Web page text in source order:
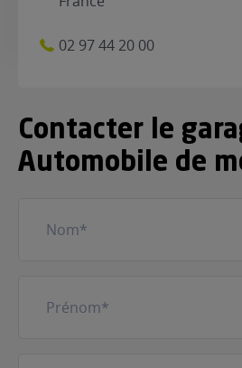
02 97 44 20 00
Contacter le
Automobile de